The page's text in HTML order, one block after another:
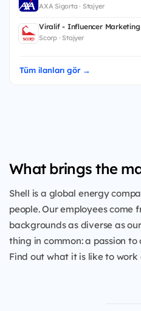
AXA Sigorta · Stajyer
Viralif - Influencer
Scorp · Stajyer
Tüm ilanları gör →
What brings the
Shell is a global energy
people. Our employees come
backgrounds as diverse as
thing in common: a passion
Find out what it is like to work